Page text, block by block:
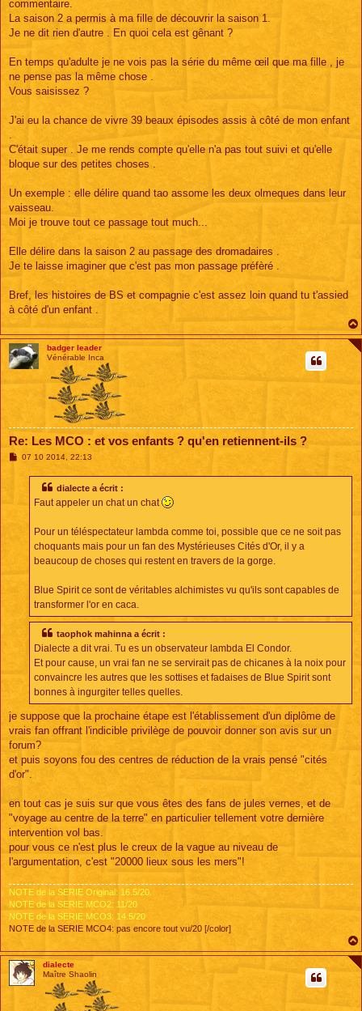
commentaire.
La saison 2 a permis à ma fille de découvrir la saison 1.
Je ne dit rien d'autre . En quoi cela est gênant ?
En temps qu'adulte je ne vois pas la série du même œil que ma fille , je
ne pense pas la même chose .
Vous saisissez ?
J'ai eu la chance de vivre 39 beaux épisodes assis à côté de mon enfant
.
C'était super . Je me rends compte qu'elle n'a pas tout suivi et qu'elle
bloque sur des petites choses .
Un exemple : elle délire quand tao assome les deux olmeques dans leur
vaisseau.
Moi je trouve tout ce passage tout much...
Elle délire dans la saison 2 au passage des dromadaires .
Je te laisse imaginer que c'est pas mon passage préfèré .
Bref, les histoires de BS et compagnie c'est assez loin quand tu t'assied
à côté d'un enfant .
badger leader
Vénérable Inca
Re: Les MCO : et vos enfants ? qu'en retiennent-ils ?
M07 10 2014, 22:13
dialecte a écrit :
Faut appeler un chat un chat
Pour un téléspectateur lambda comme toi, possible que ce ne soit pas
choquants mais pour un fan des Mystérieuses Cités d'Or, il y a
beaucoup de choses qui restent en travers de la gorge.
Blue Spirit ce sont de véritables alchimistes vu qu'ils sont capables de
transformer l'or en caca.
taophok mahinna a écrit :
Dialecte a dit vrai. Tu es un observateur lambda El Condor.
Et pour cause, un vrai fan ne se servirait pas de chicanes à la noix pour
convaincre les autres que les sottises et fadaises de Blue Spirit sont
bonnes à ingurgiter telles quelles.
je suppose que la prochaine étape est l'établissement d'un diplôme de
vrais fan offrant l'indicible privilège de pouvoir donner son avis sur un
forum?
et puis soyons fou des centres de réduction de la vrais pensé "cités
d'or".
en tout cas je suis sur que vous êtes des fans de jules vernes, et de
"voyage au centre de la terre" en particulier tellement votre dernière
intervention vol bas.
pour vous ce n'est plus le creux de la vague au niveau de
l'argumentation, c'est "20000 lieux sous les mers"!
NOTE de la SERIE Original: 16.5/20.
NOTE de la SERIE MCO2: 11/20
NOTE de la SERIE MCO3: 14.5/20
NOTE de la SERIE MCO4: pas encore tout vu/20 [/color]
dialecte
Maître Shaolin